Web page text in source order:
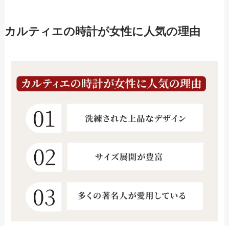
カルティエの時計が女性に人気の理由